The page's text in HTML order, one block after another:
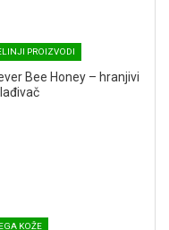
PROIZVODI
Bee Honey – hranjivi
KOŽE